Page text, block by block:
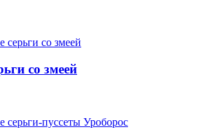
со змеей